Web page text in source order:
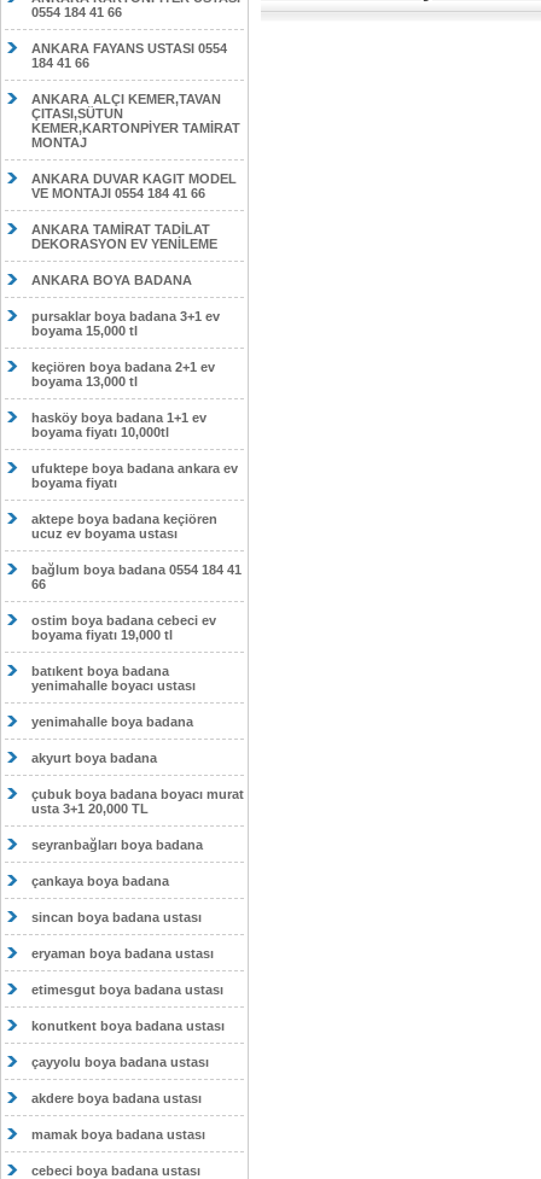
0554 184 41 66
ANKARA FAYANS USTASI 0554
184 41 66
ANKARA ALÇI KEMER,TAVAN
ÇITASI,SÜTUN
KEMER,KARTONPİYER TAMİRAT
MONTAJ
ANKARA DUVAR KAGIT MODEL
VE MONTAJI 0554 184 41 66
ANKARA TAMİRAT TADİLAT
DEKORASYON EV YENİLEME
ANKARA BOYA BADANA
pursaklar boya badana 3+1 ev
boyama 15,000 tl
keçiören boya badana 2+1 ev
boyama 13,000 tl
hasköy boya badana 1+1 ev
boyama fiyatı 10,000tl
ufuktepe boya badana ankara ev
boyama fiyatı
aktepe boya badana keçiören
ucuz ev boyama ustası
bağlum boya badana 0554 184 41
66
ostim boya badana cebeci ev
boyama fiyatı 19,000 tl
batıkent boya badana
yenimahalle boyacı ustası
yenimahalle boya badana
akyurt boya badana
çubuk boya badana boyacı murat
usta 3+1 20,000 TL
seyranbağları boya badana
çankaya boya badana
sincan boya badana ustası
eryaman boya badana ustası
etimesgut boya badana ustası
konutkent boya badana ustası
çayyolu boya badana ustası
akdere boya badana ustası
mamak boya badana ustası
cebeci boya badana ustası